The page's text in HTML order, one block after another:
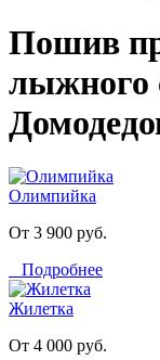
Пошив
лыжного
Олимпийка
От 3 900 руб.
Подробнее
Жилетка
От 4 000 руб.